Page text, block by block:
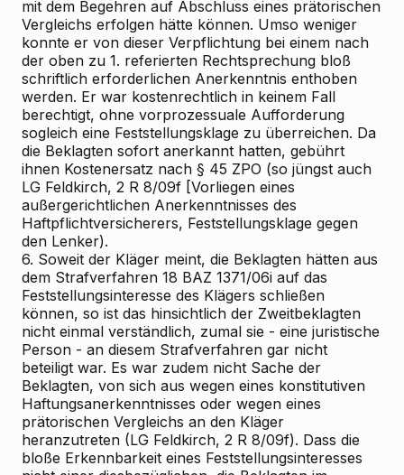
mit dem Begehren auf Abschluss eines prätorischen
Vergleichs erfolgen hätte können. Umso weniger
konnte er von dieser Verpflichtung bei einem nach
der oben zu 1. referierten Rechtsprechung bloß
schriftlich erforderlichen Anerkenntnis enthoben
werden. Er war kostenrechtlich in keinem Fall
berechtigt, ohne vorprozessuale Aufforderung
sogleich eine Feststellungsklage zu überreichen. Da
die Beklagten sofort anerkannt hatten, gebührt
ihnen Kostenersatz nach § 45 ZPO (so jüngst auch
LG Feldkirch, 2 R 8/09f [Vorliegen eines
außergerichtlichen Anerkenntnisses des
Haftpflichtversicherers, Feststellungsklage gegen
den Lenker).
6. Soweit der Kläger meint, die Beklagten hätten aus
dem Strafverfahren 18 BAZ 1371/06i auf das
Feststellungsinteresse des Klägers schließen
können, so ist das hinsichtlich der Zweitbeklagten
nicht einmal verständlich, zumal sie - eine juristische
Person - an diesem Strafverfahren gar nicht
beteiligt war. Es war zudem nicht Sache der
Beklagten, von sich aus wegen eines konstitutiven
Haftungsanerkenntnisses oder wegen eines
prätorischen Vergleichs an den Kläger
heranzutreten (LG Feldkirch, 2 R 8/09f). Dass die
bloße Erkennbarkeit eines Feststellungsinteresses